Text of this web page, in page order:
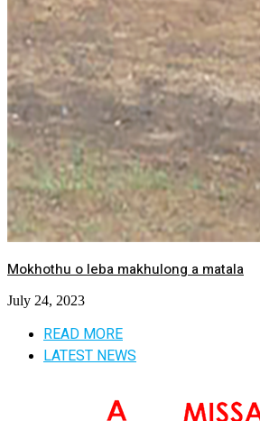
Mokhothu o leba makhulong a matala
July 24, 2023
READ MORE
LATEST NEWS